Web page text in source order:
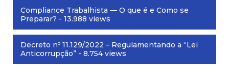
Compliance Trabalhista — O que é e Como se
Preparar? - 13.988 views
Decreto nº 11.129/2022 – Regulamentando a “Lei
Anticorrupção” - 8.754 views